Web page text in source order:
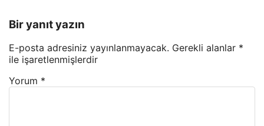
Bir yanıt yazın
E-posta adresiniz yayınlanmayacak. Gerekli alanlar *
ile işaretlenmişlerdir
Yorum *